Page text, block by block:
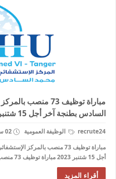
مباراة توظيف 73
السادس بطنجة آخر أجل 15 شتنبر 2023
recrute24 الوظيفة العمومية
02 سبتمبر 2023
مباراة توظيف 73 منصب
أجل 15 شتنبر 2023 مباراة توظيف 73 منصب بالمركز الإستشفائي الجامعي محمد...
أقراء المزيد